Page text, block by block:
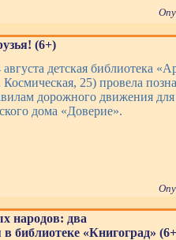
(6+)
августа детская библиотека
Космическая, 25) провела
дорожного движения
дома «Доверие».
народов: два
библиотеке «Книгоград»